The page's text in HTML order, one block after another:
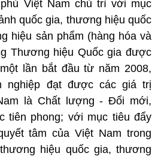
Việt Nam chủ trì với mục
quốc gia, thương hiệu quốc
hiệu sản phẩm (hàng hóa và
Thương hiệu Quốc gia được
lần bắt đầu từ năm 2008,
nghiệp đạt được các giá trị
là Chất lượng - Đổi mới,
tiên phong; với mục tiêu đẩy
tâm của Việt Nam trong
hiệu quốc gia, thương